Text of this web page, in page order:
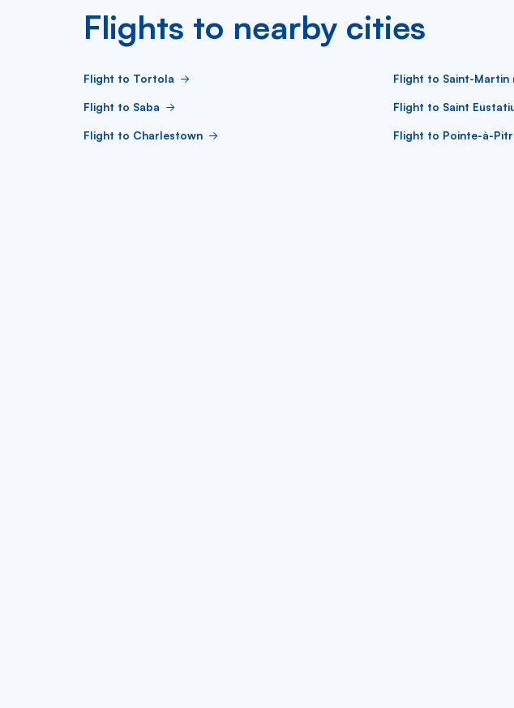
Flights to nearby cities
Flight to Tortola Flight to Saint-Martin
Flight to Saba Flight to Saint
Flight to Charlestown Flight to Pointe-à-